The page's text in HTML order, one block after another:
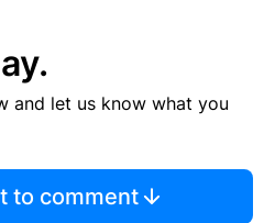
and let us know what you
to comment